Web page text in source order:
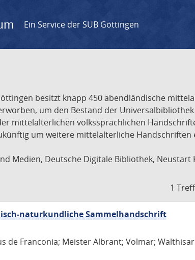
Ein Service der SUB Göttingen
besitzt knapp 450 abendländische
um den Bestand der
mittelalterlichen volkssprachlichen
um weitere mittelalterliche Handschriften
Medien, Deutsche Digitale Bibliothek, Neustart
1
naturkundliche Sammelhandschrift
de Franconia; Meister Albrant; Volmar;